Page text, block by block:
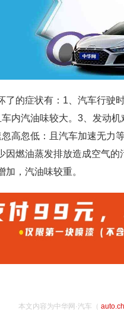
了的症状有：1、汽车行驶
内汽油味较大。3、发动
高忽低：且汽车加速无力
因燃油蒸发排放造成空气
，汽油味较重。
本文内容为中华网·汽车（